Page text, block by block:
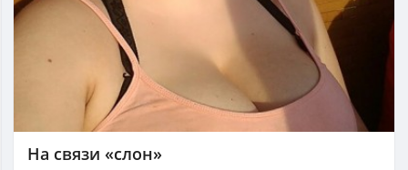
На связи «слон»